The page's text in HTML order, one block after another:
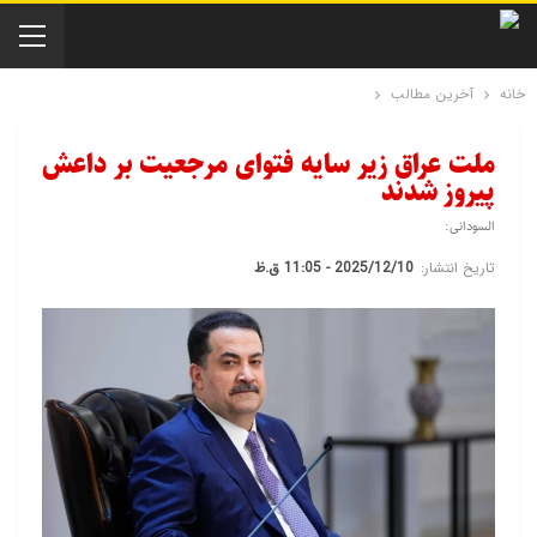
خانه آخرین مطالب
ملت عراق زیر سایه فتوای مرجعیت بر داعش
پیروز شدند
السودانی:
تاریخ انتشار: 2025/12/10 - 11:05 ق.ظ